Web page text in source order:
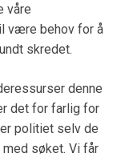
våre
være behov for å
skredet.
denne
det for farlig for
politiet selv de
søket. Vi får